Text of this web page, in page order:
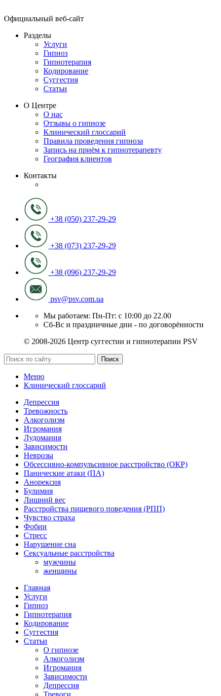
Официальный веб-сайт
Разделы
Услуги
Гипноз
Гипнотерапия
Кодирование
Суггестия
Статьи
О Центре
О нас
Отзывы о гипнозе
Клинический глоссарий
Правила проведения гипноза
Запись на приём к гипнотерапевту
География клиентов
Контакты
+38 (050) 237-29-29
+38 (073) 237-29-29
+38 (096) 237-29-29
psv@psv.com.ua
Мы работаем: Пн-Пт: с 10:00 до 22.00
Сб-Вс и праздничные дни - по договорённости
© 2008-2026 Центр суггестии и гипнотерапии PSV
Поиск
Меню
Клинический глоссарий
Депрессия
Тревожность
Алкоголизм
Игромания
Лудомания
Зависимости
Неврозы
Обсессивно-компульсивное расстройство (ОКР)
Панические атаки (ПА)
Анорексия
Булимия
Лишний вес
Расстройства пищевого поведения (РПП)
Чувство страха
Фобии
Стресс
Нарушение сна
Сексуальные расстройства
мужчины
женщины
Главная
Услуги
Гипноз
Гипнотерапия
Кодирование
Суггестия
Статьи
О гипнозе
Алкоголизм
Игромания
Зависимости
Депрессия